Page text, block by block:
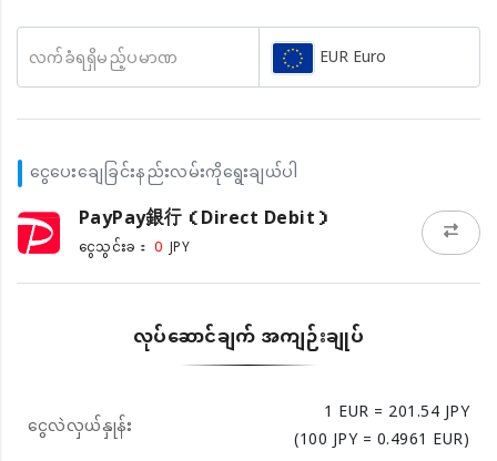
လက်ခံရရှိမည့်ပမာဏ EUR Euro
ငွေပေးချေခြင်းနည်းလမ်းကိုရွေးချယ်ပါ
PayPay銀行（Direct Debit）
ငွေသွင်းခ： 0 JPY
လုပ်ဆောင်ချက် အကျဉ်းချုပ်
ငွေလဲလှယ်နှုန်း
1 EUR = 201.54 JPY
(100 JPY = 0.4961 EUR)